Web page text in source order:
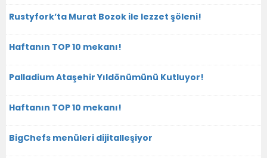
Rustyfork’ta Murat Bozok ile lezzet şöleni!
Haftanın TOP 10 mekanı!
Palladium Ataşehir Yıldönümünü Kutluyor!
Haftanın TOP 10 mekanı!
BigChefs menüleri dijitalleşiyor